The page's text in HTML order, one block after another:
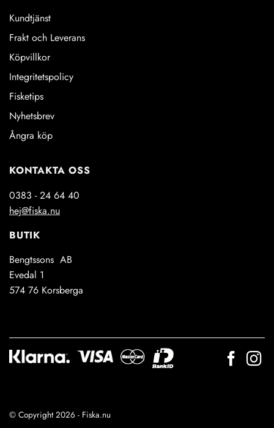
Kundtjänst
Frakt och Leverans
Köpvillkor
Integritetspolicy
Fisketips
Nyhetsbrev
Ångra köp
KONTAKTA OSS
0383 - 24 64 40
hej@fiska.nu
BUTIK
Bengtssons AB
Evedal 1
574 76 Korsberga
© Copyright 2026 - Fiska.nu